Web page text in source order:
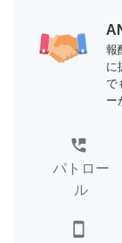
報
に
で
ー
perm_phone_msg
パトロー
ル
smartphone